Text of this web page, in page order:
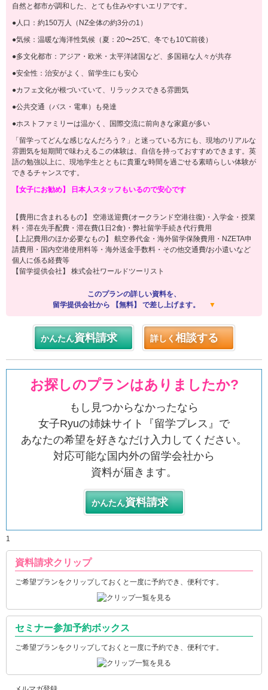
自然と都市が調和した、とても住みやすいエリアです。
●人口：約150万人（NZ全体の約3分の1）
●気候：温暖な海洋性気候（夏：20〜25℃、冬でも10℃前後）
●多文化都市：アジア・欧米・太平洋諸国など、多国籍な人々が共存
●安全性：治安がよく、留学生にも安心
●カフェ文化が根づいていて、リラックスできる雰囲気
●公共交通（バス・電車）も発達
●ホストファミリーは温かく、国際交流に前向きな家庭が多い
「留学ってどんな感じなんだろう？」と迷っている方にも、現地のリアルな
雰囲気を短期間で味わえるこの体験は、自信を持っておすすめできます。英
語の勉強以上に、現地学生とともに貴重な時間を過ごせる素晴らしい体験が
できるチャンスです。
【女子にお勧め】 日本人スタッフもいるので安心です
【費用に含まれるもの】 空港送迎費(オークランド空港往復)・入学金・授業
料・滞在先手配費・滞在費(1日2食)・弊社留学手続き代行費用
【上記費用のほか必要なもの】 航空券代金・海外留学保険費用・NZETA申
請費用・国内空港使用料等・海外送金手数料・その他交通費/お小遣いなど
個人に係る経費等
【留学提供会社】 株式会社ワールドツーリスト
このプランの詳しい資料を、
留学提供会社から 【無料】 で差し上げます。
▼
かんたん資料請求 詳しく相談する
お探しのプランはありましたか?
もし見つからなかったなら
女子Ryuの姉妹サイト『留学プレス』で
あなたの希望を好きなだけ入力してください。
対応可能な国内外の留学会社から
資料が届きます。
かんたん資料請求
1
資料請求クリップ
ご希望プランをクリップしておくと一度に予約でき、便利です。
セミナー参加予約ボックス
ご希望プランをクリップしておくと一度に予約でき、便利です。